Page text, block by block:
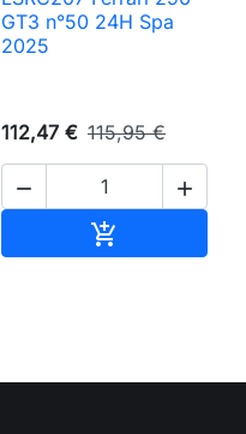
GT3 n°50 24H Spa
2025
112,47 € 115,95 €
 
